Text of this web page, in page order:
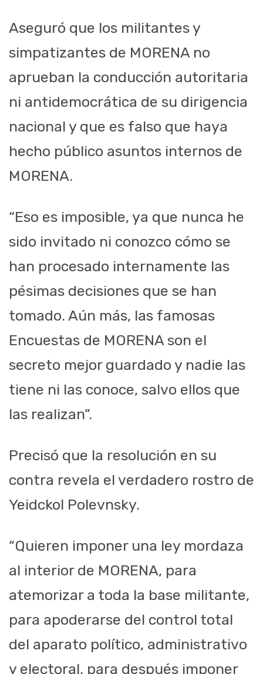
Aseguró que los militantes y
simpatizantes de MORENA no
aprueban la conducción autoritaria
ni antidemocrática de su dirigencia
nacional y que es falso que haya
hecho público asuntos internos de
MORENA.
“Eso es imposible, ya que nunca he
sido invitado ni conozco cómo se
han procesado internamente las
pésimas decisiones que se han
tomado. Aún más, las famosas
Encuestas de MORENA son el
secreto mejor guardado y nadie las
tiene ni las conoce, salvo ellos que
las realizan”.
Precisó que la resolución en su
contra revela el verdadero rostro de
Yeidckol Polevnsky.
“Quieren imponer una ley mordaza
al interior de MORENA, para
atemorizar a toda la base militante,
para apoderarse del control total
del aparato político, administrativo
y electoral, para después imponer